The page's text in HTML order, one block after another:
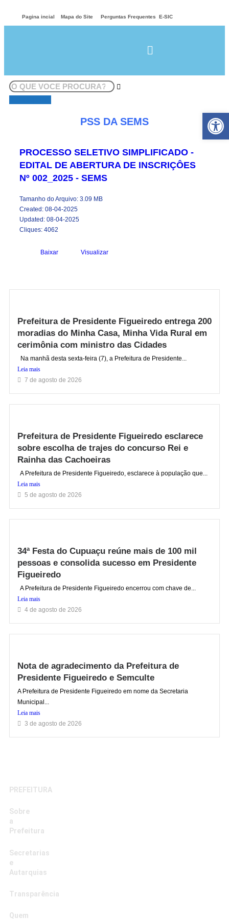
Pagina incial Mapa do Site Perguntas Frequentes E-SIC
PSS DA SEMS
PROCESSO SELETIVO SIMPLIFICADO -
EDITAL DE ABERTURA DE INSCRIÇÔES
Nº 002_2025 - SEMS
Tamanho do Arquivo: 3.09 MB
Created: 08-04-2025
Updated: 08-04-2025
Cliques: 4062
Baixar Visualizar
Prefeitura de Presidente Figueiredo entrega 200
moradias do Minha Casa, Minha Vida Rural em
cerimônia com ministro das Cidades
Na manhã desta sexta-feira (7), a Prefeitura de Presidente...
Leia mais
7 de agosto de 2026
Prefeitura de Presidente Figueiredo esclarece
sobre escolha de trajes do concurso Rei e
Rainha das Cachoeiras
A Prefeitura de Presidente Figueiredo, esclarece à população que...
Leia mais
5 de agosto de 2026
34ª Festa do Cupuaçu reúne mais de 100 mil
pessoas e consolida sucesso em Presidente
Figueiredo
A Prefeitura de Presidente Figueiredo encerrou com chave de...
Leia mais
4 de agosto de 2026
Nota de agradecimento da Prefeitura de
Presidente Figueiredo e Semculte
A Prefeitura de Presidente Figueiredo em nome da Secretaria
Municipal...
Leia mais
3 de agosto de 2026
PREFEITURA
Sobre
a
Prefeitura
Secretarias
e
Autarquias
Transparência
Quem